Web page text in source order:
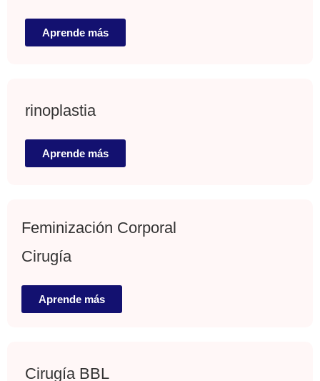
Aprende más
rinoplastia
Aprende más
Feminización Corporal
Cirugía
Aprende más
Cirugía BBL